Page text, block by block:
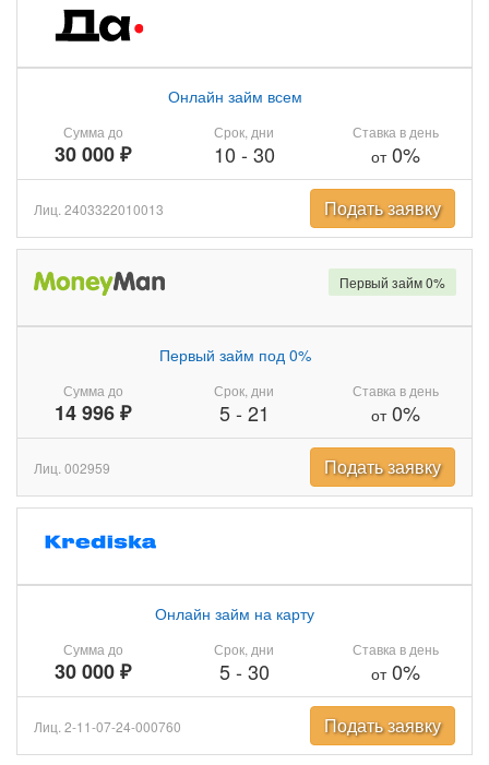
Сумма до
30 000 ₽
Онлайн займ всем
Срок, дни
10 - 30
Ставка в день
от0%
Лиц. 2403322010013 Подать заявку
Сумма до
14 996 ₽
Первый займ под 0%
Срок, дни
5- 21
Ставка в день
от0%
Первый займ 0%
Лиц. 002959 Подать заявку
Сумма до
30 000 ₽
Онлайн займ на карту
Срок, дни
5- 30
Ставка в день
от0%
Лиц. 2-11-07-24-000760 Подать заявку